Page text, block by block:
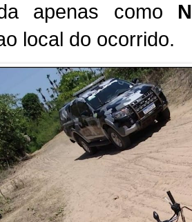
apenas como
local do ocorrido.